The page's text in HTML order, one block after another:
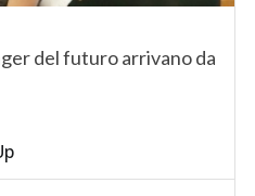
del futuro arrivano da